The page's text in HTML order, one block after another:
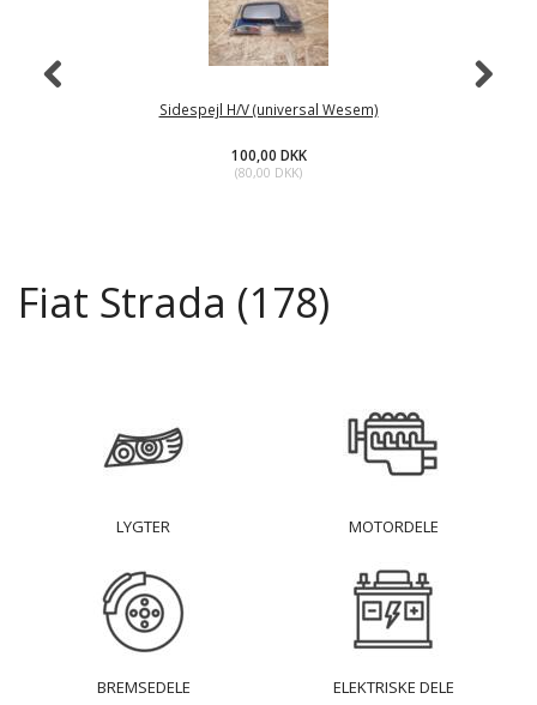
Sidespejl H/V (universal Wesem)
100,00 DKK
(80,00 DKK)
Fiat Strada (178)
LYGTER MOTORDELE
BREMSEDELE ELEKTRISKE DELE